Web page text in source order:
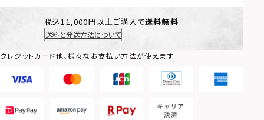
税込11,000円以上ご購入で送料無料
送料と発送方法について
クレジットカード他、様々なお支払い方法が使えます